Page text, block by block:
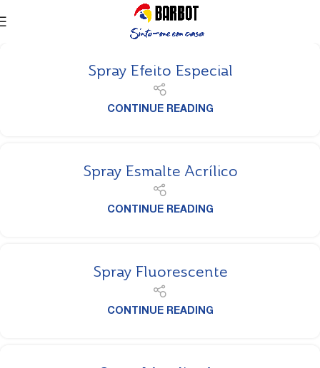
Spray Efeito Especial
CONTINUE READING
Spray Esmalte Acrílico
CONTINUE READING
Spray Fluorescente
CONTINUE READING